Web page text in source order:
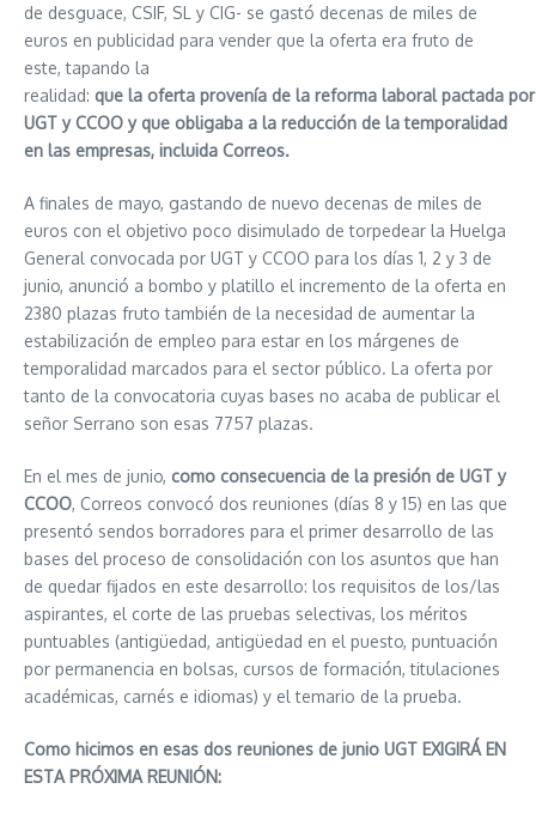
de desguace, CSIF, SL y CIG- se gastó decenas de miles de
euros en publicidad para vender que la oferta era fruto de
este, tapando la
realidad: que la oferta provenía de la reforma laboral pactada por
UGT y CCOO y que obligaba a la reducción de la temporalidad
en las empresas, incluida Correos.
A finales de mayo, gastando de nuevo decenas de miles de
euros con el objetivo poco disimulado de torpedear la Huelga
General convocada por UGT y CCOO para los días 1, 2 y 3 de
junio, anunció a bombo y platillo el incremento de la oferta en
2380 plazas fruto también de la necesidad de aumentar la
estabilización de empleo para estar en los márgenes de
temporalidad marcados para el sector público. La oferta por
tanto de la convocatoria cuyas bases no acaba de publicar el
señor Serrano son esas 7757 plazas.
En el mes de junio, como consecuencia de la presión de UGT y
CCOO, Correos convocó dos reuniones (días 8 y 15) en las que
presentó sendos borradores para el primer desarrollo de las
bases del proceso de consolidación con los asuntos que han
de quedar fijados en este desarrollo: los requisitos de los/las
aspirantes, el corte de las pruebas selectivas, los méritos
puntuables (antigüedad, antigüedad en el puesto, puntuación
por permanencia en bolsas, cursos de formación, titulaciones
académicas, carnés e idiomas) y el temario de la prueba.
Como hicimos en esas dos reuniones de junio UGT EXIGIRÁ EN
ESTA PRÓXIMA REUNIÓN: